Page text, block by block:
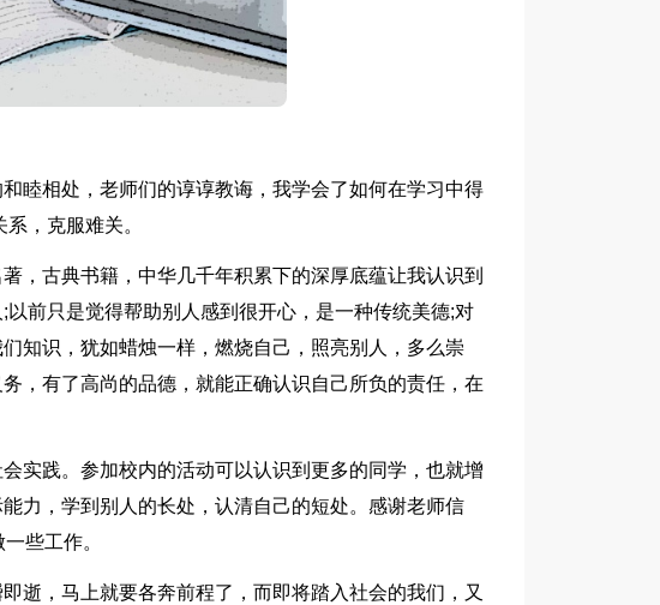
睦相处，老师们的谆谆教诲，我学会了如何在学习中得
，克服难关。
，古典书籍，中华几千年积累下的深厚底蕴让我认识到
前只是觉得帮助别人感到很开心，是一种传统美德;对
知识，犹如蜡烛一样，燃烧自己，照亮别人，多么崇
，有了高尚的品德，就能正确认识自己所负的责任，在
实践。参加校内的活动可以认识到更多的同学，也就增
力，学到别人的长处，认清自己的短处。感谢老师信
些工作。
逝，马上就要各奔前程了，而即将踏入社会的我们，又